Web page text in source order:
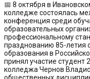
📅 8 октября в
колледже состоялась
конференция среди
образовательных
профессиональному
празднованию 85-летия
образования в
принял участие студент
колледжа Чернов